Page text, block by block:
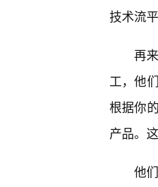
技术流
再
工，他
根据你
产品。
他